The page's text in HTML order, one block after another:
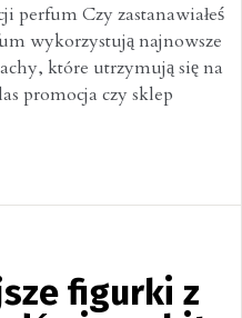
perfum Czy zastanawiałeś
wykorzystują najnowsze
które utrzymują się na
promocja czy sklep
figurki z